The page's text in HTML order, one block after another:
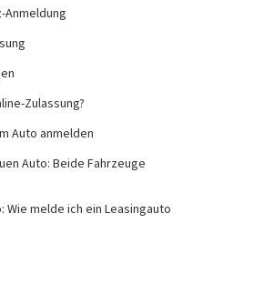
Zulassung?
Auto anmelden
Auto: Beide Fahrzeuge
Wie melde ich ein Leasingauto